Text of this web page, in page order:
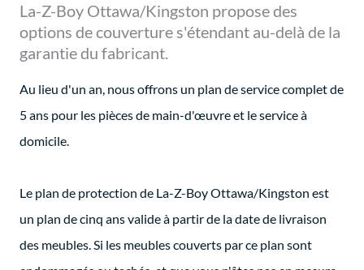
La-Z-Boy Ottawa/Kingston propose des
options de couverture s'étendant au-delà de la
garantie du fabricant.
Au lieu d'un an, nous offrons un plan de service complet de
5 ans pour les pièces de main-d'œuvre et le service à
domicile.
Le plan de protection de La-Z-Boy Ottawa/Kingston est
un plan de cinq ans valide à partir de la date de livraison
des meubles. Si les meubles couverts par ce plan sont